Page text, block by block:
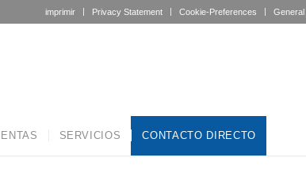
imprimir Privacy Statement Cookie-Preferences
SERVICIOS CONTACTO DIRECTO